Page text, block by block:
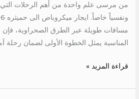
من مرسى علم واحدة من أهم الرحلات التي
مسافات طويلة عبر الطرق الصحراوية، فإن
المناسبة يمثل الخطوة الأولى لضمان رحلة
قراءة المزيد »